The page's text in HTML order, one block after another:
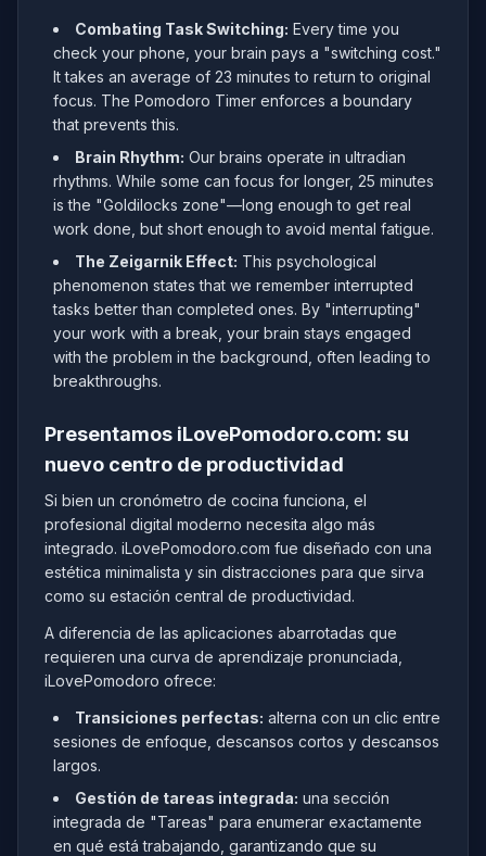
Combating Task Switching: Every time you
check your phone, your brain pays a "switching cost."
It takes an average of 23 minutes to return to original
focus. The Pomodoro Timer enforces a boundary
that prevents this.
Brain Rhythm: Our brains operate in ultradian
rhythms. While some can focus for longer, 25 minutes
is the "Goldilocks zone"—long enough to get real
work done, but short enough to avoid mental fatigue.
The Zeigarnik Effect: This psychological
phenomenon states that we remember interrupted
tasks better than completed ones. By "interrupting"
your work with a break, your brain stays engaged
with the problem in the background, often leading to
breakthroughs.
Presentamos iLovePomodoro.com: su
nuevo centro de productividad
Si bien un cronómetro de cocina funciona, el
profesional digital moderno necesita algo más
integrado. iLovePomodoro.com fue diseñado con una
estética minimalista y sin distracciones para que sirva
como su estación central de productividad.
A diferencia de las aplicaciones abarrotadas que
requieren una curva de aprendizaje pronunciada,
iLovePomodoro ofrece:
Transiciones perfectas: alterna con un clic entre
sesiones de enfoque, descansos cortos y descansos
largos.
Gestión de tareas integrada: una sección
integrada de "Tareas" para enumerar exactamente
en qué está trabajando, garantizando que su